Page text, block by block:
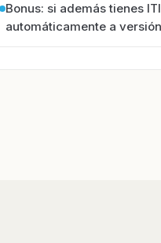
Bonus: si además tienes
automáticamente a